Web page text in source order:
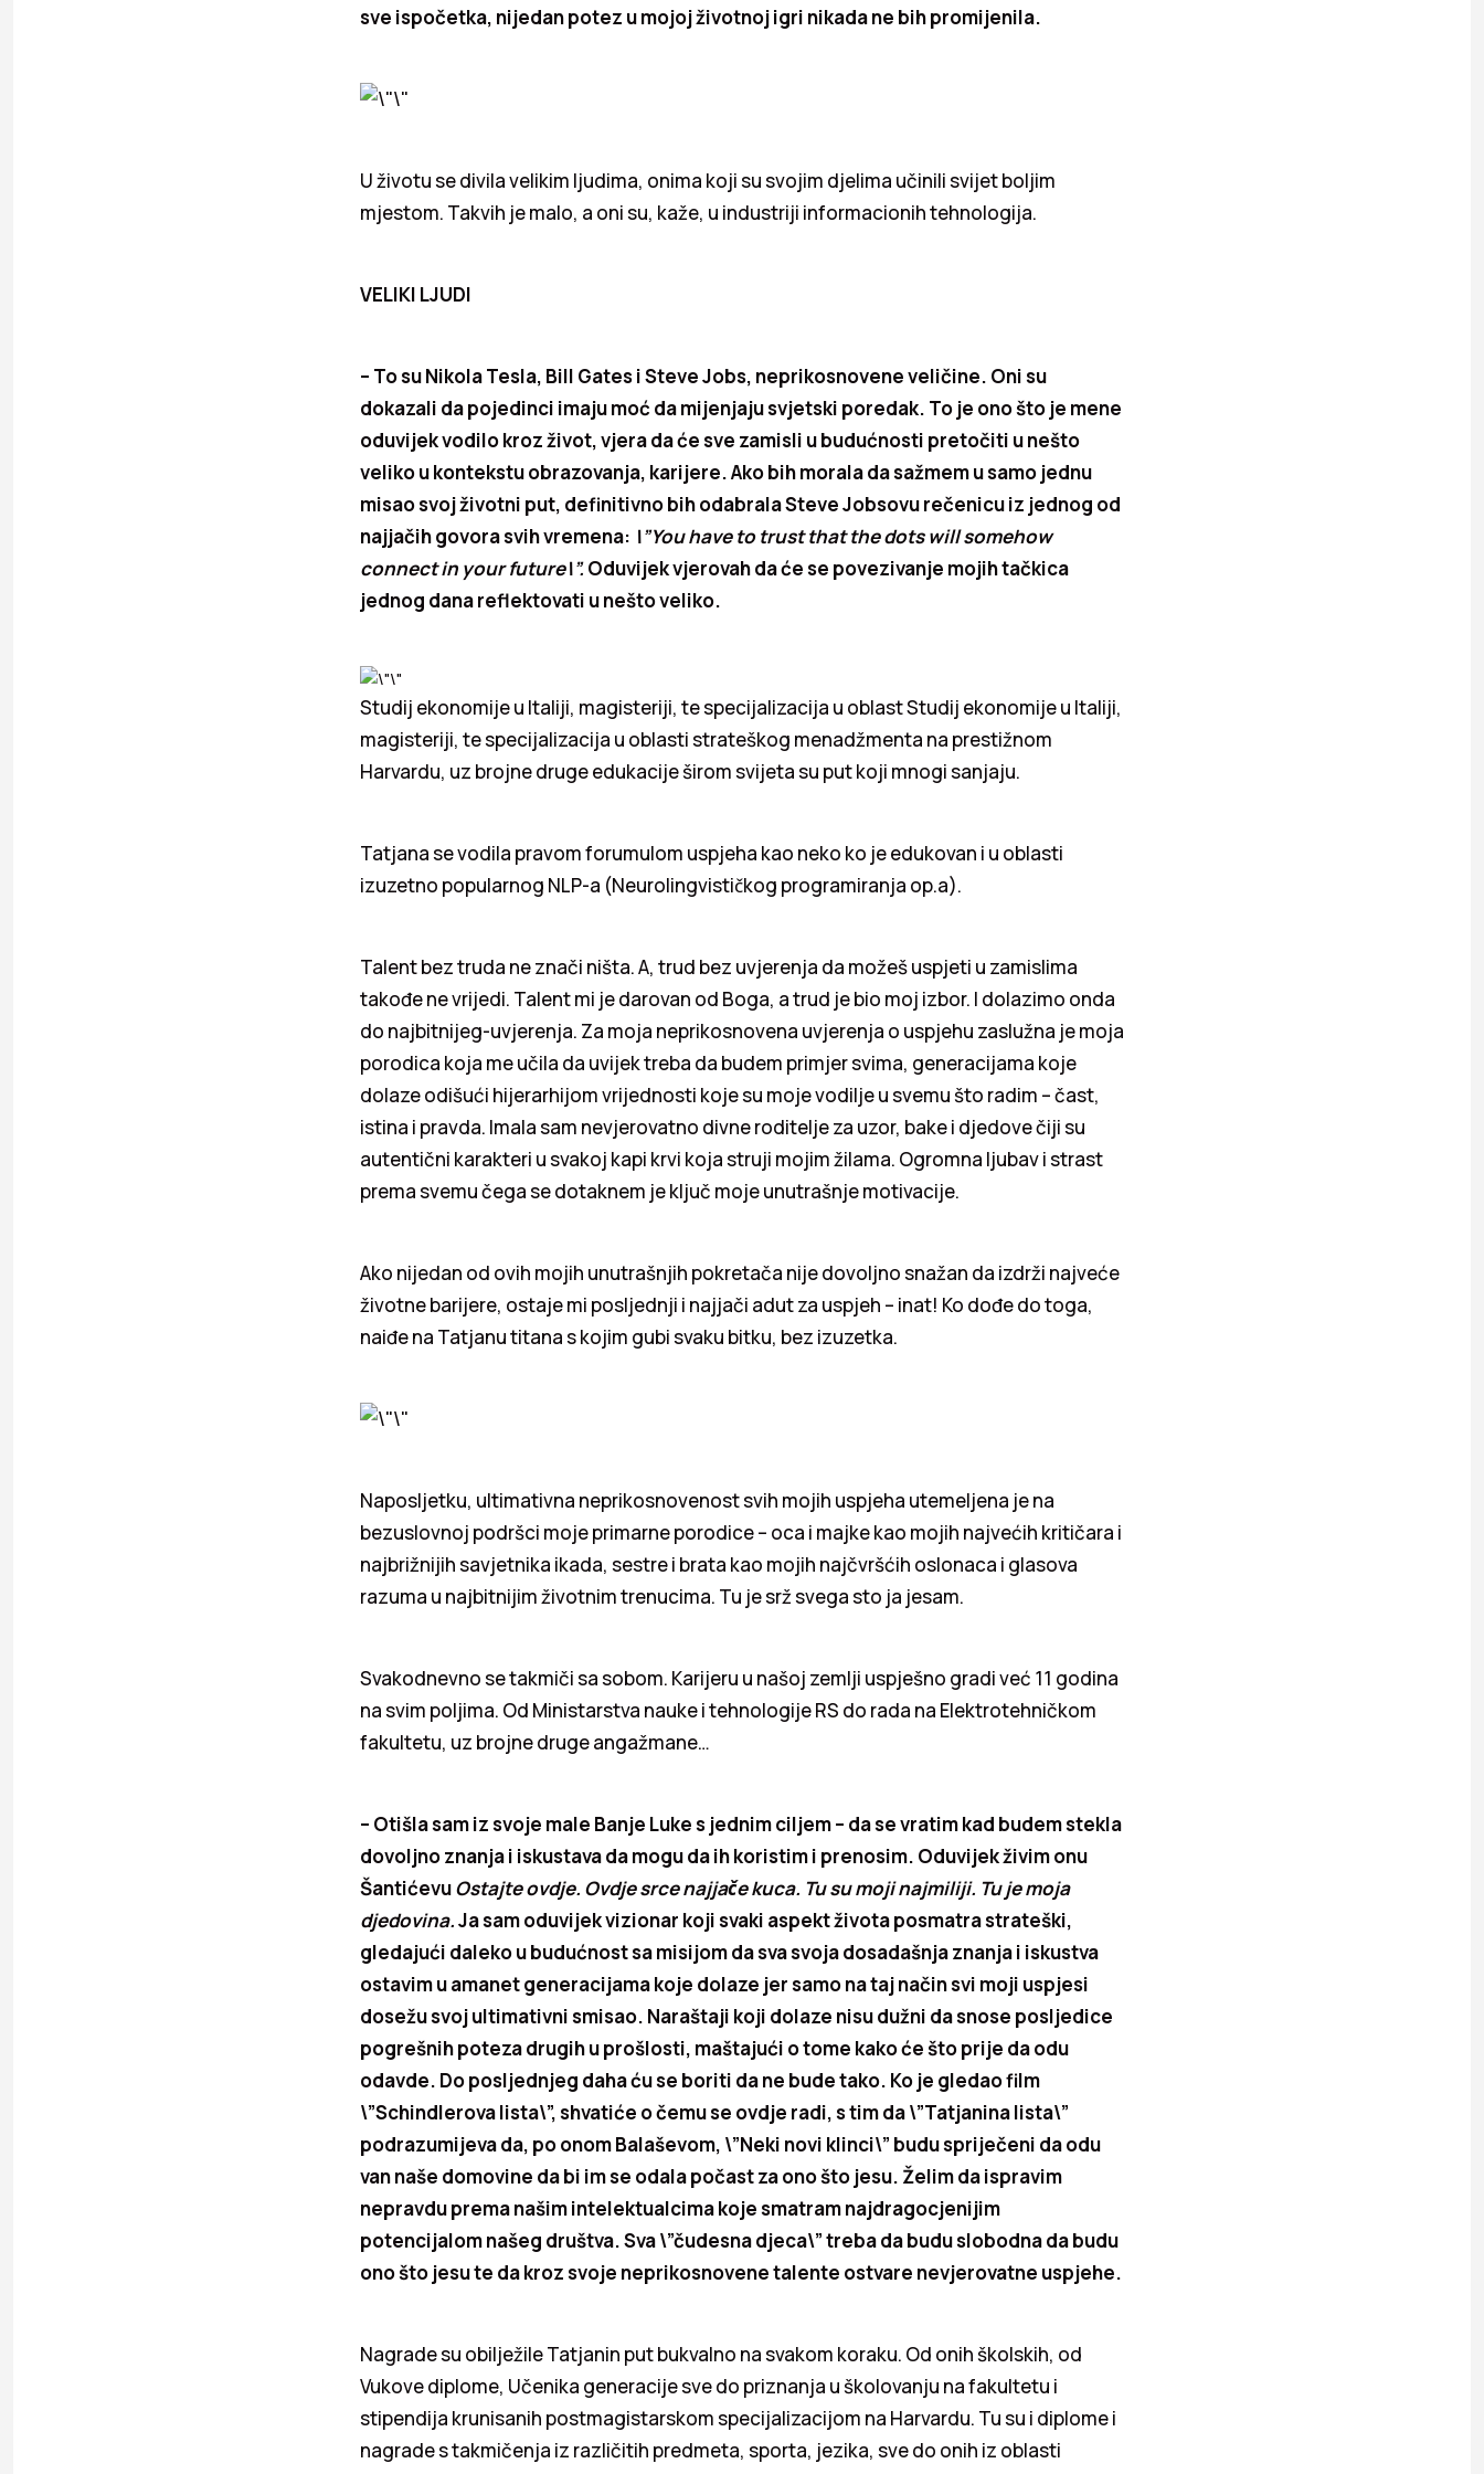
sve ispočetka, nijedan potez u mojoj životnoj igri nikada ne bih promijenila.
U životu se divila velikim ljudima, onima koji su svojim djelima učinili svijet boljim
mjestom. Takvih je malo, a oni su, kaže, u industriji informacionih tehnologija.
VELIKI LJUDI
– To su Nikola Tesla, Bill Gates i Steve Jobs, neprikosnovene veličine. Oni su
dokazali da pojedinci imaju moć da mijenjaju svjetski poredak. To je ono što je mene
oduvijek vodilo kroz život, vjera da će sve zamisli u budućnosti pretočiti u nešto
veliko u kontekstu obrazovanja, karijere. Ako bih morala da sažmem u samo jednu
misao svoj životni put, definitivno bih odabrala Steve Jobsovu rečenicu iz jednog od
najjačih govora svih vremena: \”You have to trust that the dots will somehow
connect in your future\”.Oduvijek vjerovah da će se povezivanje mojih tačkica
jednog dana reflektovati u nešto veliko.
Studij ekonomije u Italiji, magisteriji, te specijalizacija u oblast Studij ekonomije u Italiji,
magisteriji, te specijalizacija u oblasti strateškog menadžmenta na prestižnom
Harvardu, uz brojne druge edukacije širom svijeta su put koji mnogi sanjaju.
Tatjana se vodila pravom forumulom uspjeha kao neko ko je edukovan i u oblasti
izuzetno popularnog NLP-a (Neurolingvističkog programiranja op.a).
Talent bez truda ne znači ništa. A, trud bez uvjerenja da možeš uspjeti u zamislima
takođe ne vrijedi. Talent mi je darovan od Boga, a trud je bio moj izbor. I dolazimo onda
do najbitnijeg-uvjerenja. Za moja neprikosnovena uvjerenja o uspjehu zaslužna je moja
porodica koja me učila da uvijek treba da budem primjer svima, generacijama koje
dolaze odišući hijerarhijom vrijednosti koje su moje vodilje u svemu što radim – čast,
istina i pravda. Imala sam nevjerovatno divne roditelje za uzor, bake i djedove čiji su
autentični karakteri u svakoj kapi krvi koja struji mojim žilama. Ogromna ljubav i strast
prema svemu čega se dotaknem je ključ moje unutrašnje motivacije.
Ako nijedan od ovih mojih unutrašnjih pokretača nije dovoljno snažan da izdrži najveće
životne barijere, ostaje mi posljednji i najjači adut za uspjeh – inat! Ko dođe do toga,
naiđe na Tatjanu titana s kojim gubi svaku bitku, bez izuzetka.
Naposljetku, ultimativna neprikosnovenost svih mojih uspjeha utemeljena je na
bezuslovnoj podršci moje primarne porodice – oca i majke kao mojih najvećih kritičara i
najbrižnijih savjetnika ikada, sestre i brata kao mojih najčvršćih oslonaca i glasova
razuma u najbitnijim životnim trenucima. Tu je srž svega sto ja jesam.
Svakodnevno se takmiči sa sobom. Karijeru u našoj zemlji uspješno gradi već 11 godina
na svim poljima. Od Ministarstva nauke i tehnologije RS do rada na Elektrotehničkom
fakultetu, uz brojne druge angažmane…
– Otišla sam iz svoje male Banje Luke s jednim ciljem – da se vratim kad budem stekla
dovoljno znanja i iskustava da mogu da ih koristim i prenosim. Oduvijek živim onu
ŠantićevuOstajte ovdje. Ovdje srce najjače kuca. Tu su moji najmiliji. Tu je moja
djedovina.Ja sam oduvijek vizionar koji svaki aspekt života posmatra strateški,
gledajući daleko u budućnost sa misijom da sva svoja dosadašnja znanja i iskustva
ostavim u amanet generacijama koje dolaze jer samo na taj način svi moji uspjesi
dosežu svoj ultimativni smisao. Naraštaji koji dolaze nisu dužni da snose posljedice
pogrešnih poteza drugih u prošlosti, maštajući o tome kako će što prije da odu
odavde. Do posljednjeg daha ću se boriti da ne bude tako. Ko je gledao film
\”Schindlerova lista\”, shvatiće o čemu se ovdje radi, s tim da \”Tatjanina lista\”
podrazumijeva da, po onom Balaševom, \”Neki novi klinci\” budu spriječeni da odu
van naše domovine da bi im se odala počast za ono što jesu. Želim da ispravim
nepravdu prema našim intelektualcima koje smatramnajdragocjenijim
potencijalom našeg društva. Sva \”čudesna djeca\” treba da budu slobodna da budu
ono što jesu te da kroz svoje neprikosnovene talente ostvare nevjerovatne uspjehe.
Nagrade su obilježile Tatjanin put bukvalno na svakom koraku. Od onih školskih, od
Vukove diplome, Učenika generacije sve do priznanja u školovanju na fakultetu i
stipendija krunisanih postmagistarskom specijalizacijom na Harvardu. Tu su i diplome i
nagrade s takmičenja iz različitih predmeta, sporta, jezika, sve do onih iz oblasti